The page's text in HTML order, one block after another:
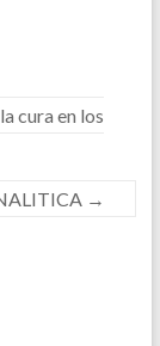
cura en los
→